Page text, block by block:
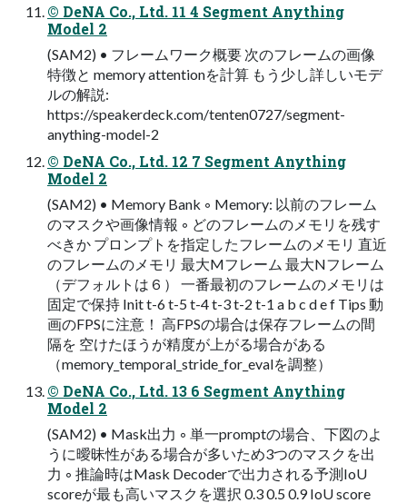
© DeNA Co., Ltd. 11 4 Segment Anything
Model 2
(SAM2) • フレームワーク概要 次のフレームの画像
特徴と memory attentionを計算 もう少し詳しいモデ
ルの解説:
https://speakerdeck.com/tenten0727/segment-
anything-model-2
© DeNA Co., Ltd. 12 7 Segment Anything
Model 2
(SAM2) • Memory Bank ◦ Memory: 以前のフレーム
のマスクや画像情報 ◦ どのフレームのメモリを残す
べきか プロンプトを指定したフレームのメモリ 直近
のフレームのメモリ 最大Mフレーム 最大Nフレーム
（デフォルトは６） 一番最初のフレームのメモリは
固定で保持 Init t-6 t-5 t-4 t-3 t-2 t-1 a b c d e f Tips 動
画のFPSに注意！ 高FPSの場合は保存フレームの間
隔を 空けたほうが精度が上がる場合がある
（memory_temporal_stride_for_evalを調整）
© DeNA Co., Ltd. 13 6 Segment Anything
Model 2
(SAM2) • Mask出力 ◦ 単一promptの場合、下図のよ
うに曖昧性がある場合が多いため3つのマスクを出
力 ◦ 推論時はMask Decoderで出力される予測IoU
scoreが最も高いマスクを選択 0.3 0.5 0.9 IoU score